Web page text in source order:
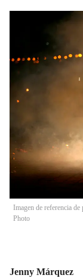
Imagen de referencia
Photo
Jenny Márquez